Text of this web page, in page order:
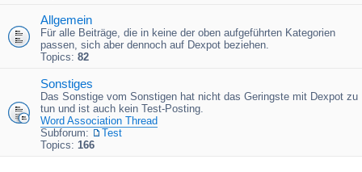
Allgemein
Für alle Beiträge, die in keine der oben aufgeführten Kategorien
passen, sich aber dennoch auf Dexpot beziehen.
Topics: 82
Sonstiges
Das Sonstige vom Sonstigen hat nicht das Geringste mit Dexpot zu
tun und ist auch kein Test-Posting.
Word Association Thread
Subforum:
Test
Topics: 166